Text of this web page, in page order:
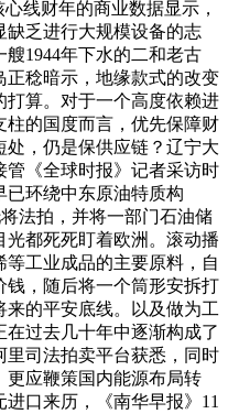
线财年的商业数据显示，
缺乏进行大规模设备的志
1944年下水的二和老古
稔暗示，地缘款式的改变
算。对于一个高度依赖进
柱的国度而言，优先保障财
，仍是保供应链？辽宁大
《全球时报》记者采访时
已环绕中东原油特质构
法拍，并将一部门石油储
都死死盯着欧洲。滚动播
工业成品的主要原料，自
钱，随后将一个筒形安拆打
的平安底线。以及做为工
过去几十年中逐渐构成了
司法拍卖平台获悉，同时
更应鞭策国内能源布局转
口来历，《南华早报》11